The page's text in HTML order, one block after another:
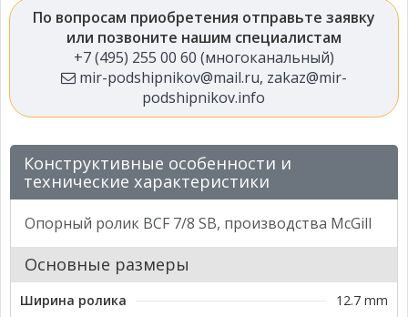
По вопросам приобретения отправьте заявку
или позвоните нашим специалистам
+7 (495) 255 00 60 (многоканальный)
mir-podshipnikov@mail.ru, zakaz@mir-
podshipnikov.info
Конструктивные особенности и
технические характеристики
Опорный ролик BCF 7/8 SB, производства McGill
Основные размеры
Ширина ролика
12.7 mm